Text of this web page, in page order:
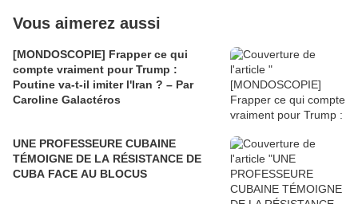
Vous aimerez aussi
[MONDOSCOPIE] Frapper ce qui
compte vraiment pour Trump :
Poutine va-t-il imiter l'Iran ? – Par
Caroline Galactéros
UNE PROFESSEURE CUBAINE
TÉMOIGNE DE LA RÉSISTANCE DE
CUBA FACE AU BLOCUS